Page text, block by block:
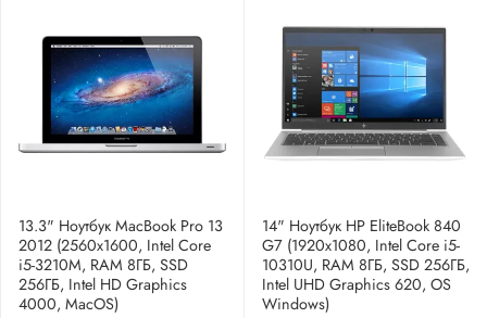
13.3" Ноутбук MacBook Pro 13
2012 (2560x1600, Intel Core
i5-3210M, RAM 8ГБ, SSD
256ГБ, Intel HD Graphics
4000, MacOS)
14" Ноутбук HP EliteBook 840
G7 (1920x1080, Intel Core i5-
10310U, RAM 8ГБ, SSD 256ГБ,
Intel UHD Graphics 620, OS
Windows)